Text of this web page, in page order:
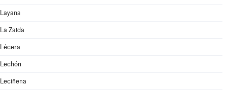
Layana
La Zaida
Lécera
Lechón
Leciñena